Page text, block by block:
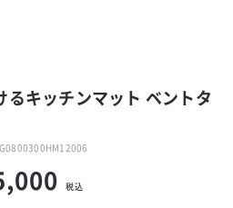
るキッチンマット ベントタ
税込